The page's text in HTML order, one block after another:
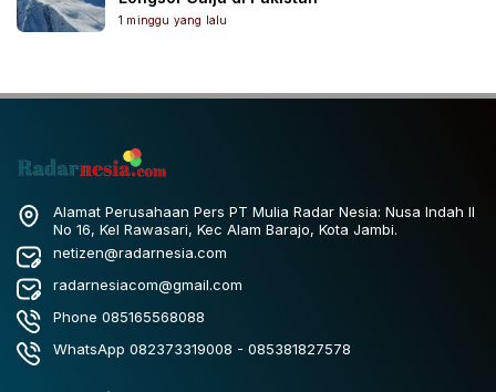
1 minggu yang lalu
Alamat Perusahaan Pers PT Mulia Radar Nesia: Nusa Indah II
No 16, Kel Rawasari, Kec Alam Barajo, Kota Jambi.
netizen@radarnesia.com
radarnesiacom@gmail.com
Phone 085165568088
WhatsApp 082373319008 - 085381827578